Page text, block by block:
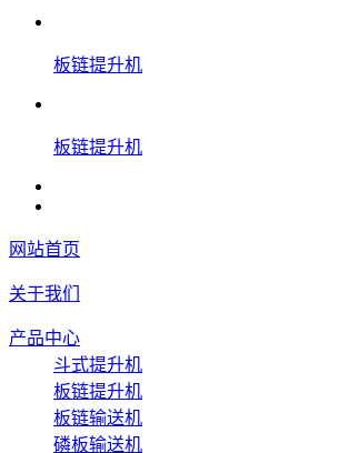
板链提升机
板链提升机
网站首页
关于我们
产品中心
斗式提升机
板链提升机
板链输送机
磷板输送机